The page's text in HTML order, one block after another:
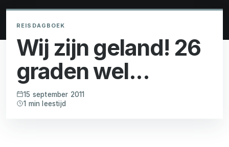
Wij zijn geland! 26
graden wel...
REISDAGBOEK
15 september 2011
1 min leestijd